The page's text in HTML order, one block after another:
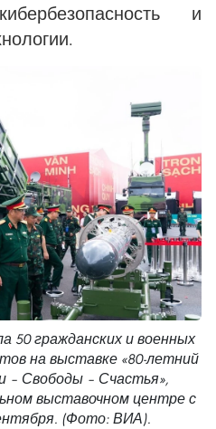
и
50 гражданских и военных
на выставке «80-летний
– Свободы – Счастья»,
выставочном центре с
(Фото: ВИА).